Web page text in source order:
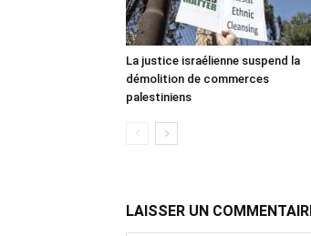
La justice israélienne suspend la
démolition de commerces
palestiniens
LAISSER UN